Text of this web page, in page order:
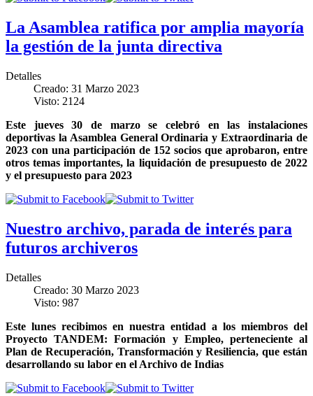
La Asamblea ratifica por amplia mayoría
la gestión de la junta directiva
Detalles
Creado: 31 Marzo 2023
Visto: 2124
Este jueves 30 de marzo se celebró en las instalaciones
deportivas la Asamblea General Ordinaria y Extraordinaria de
2023 con una participación de 152 socios que aprobaron, entre
otros temas importantes, la liquidación de presupuesto de 2022
y el presupuesto para 2023
Nuestro archivo, parada de interés para
futuros archiveros
Detalles
Creado: 30 Marzo 2023
Visto: 987
Este lunes recibimos en nuestra entidad a los miembros del
Proyecto TANDEM: Formación y Empleo, perteneciente al
Plan de Recuperación, Transformación y Resiliencia, que están
desarrollando su labor en el Archivo de Indias